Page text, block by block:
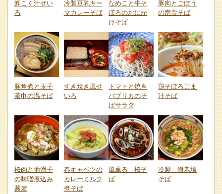
鯉こく汁せい
ろ
冷製豆乳キー
マカレーそば
なめこと牛そ
ぼろのおにか
けそば
豚肉とごぼう
の南蛮そば
豚角煮と玉子
茶巾の温そば
すき焼き風せ
いろ
トマトと焼き
パプリカのそ
ばサラダ
鶏そぼろごま
汁そば
桜肉と地滑子
の味噌煮込み
蕎麦
春キャベツの
カレーミルク
煮そば
風薫る 桜そ
ば
冷製 海老塩
そば